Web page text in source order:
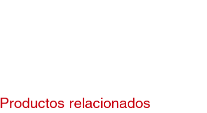
Productos relacionados